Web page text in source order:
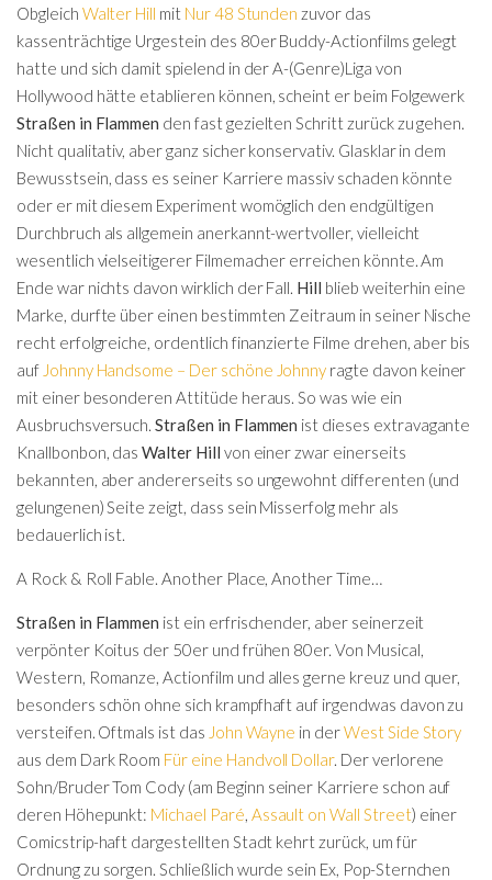
Obgleich Walter Hill mit Nur 48 Stunden zuvor das
kassenträchtige Urgestein des 80er Buddy-Actionfilms gelegt
hatte und sich damit spielend in der A-(Genre)Liga von
Hollywood hätte etablieren können, scheint er beim Folgewerk
Straßen in Flammen den fast gezielten Schritt zurück zu gehen.
Nicht qualitativ, aber ganz sicher konservativ. Glasklar in dem
Bewusstsein, dass es seiner Karriere massiv schaden könnte
oder er mit diesem Experiment womöglich den endgültigen
Durchbruch als allgemein anerkannt-wertvoller, vielleicht
wesentlich vielseitigerer Filmemacher erreichen könnte. Am
Ende war nichts davon wirklich der Fall. Hill blieb weiterhin eine
Marke, durfte über einen bestimmten Zeitraum in seiner Nische
recht erfolgreiche, ordentlich finanzierte Filme drehen, aber bis
auf Johnny Handsome – Der schöne Johnny ragte davon keiner
mit einer besonderen Attitüde heraus. So was wie ein
Ausbruchsversuch.Straßen in Flammen ist dieses extravagante
Knallbonbon, dasWalter Hill von einer zwar einerseits
bekannten, aber andererseits so ungewohnt differenten (und
gelungenen) Seite zeigt, dass sein Misserfolg mehr als
bedauerlich ist.
A Rock & Roll Fable. Another Place, Another Time…
Straßen in Flammen ist ein erfrischender, aber seinerzeit
verpönter Koitus der 50er und frühen 80er. Von Musical,
Western, Romanze, Actionfilm und alles gerne kreuz und quer,
besonders schön ohne sich krampfhaft auf irgendwas davon zu
versteifen. Oftmals ist das John Wayne in derWest Side Story
aus dem Dark Room Für eine Handvoll Dollar. Der verlorene
Sohn/Bruder Tom Cody (am Beginn seiner Karriere schon auf
deren Höhepunkt: Michael Paré Assault on Wall Street) einer
Comicstrip-haft dargestellten Stadt kehrt zurück, um für
Ordnung zu sorgen. Schließlich wurde sein Ex, Pop-Sternchen